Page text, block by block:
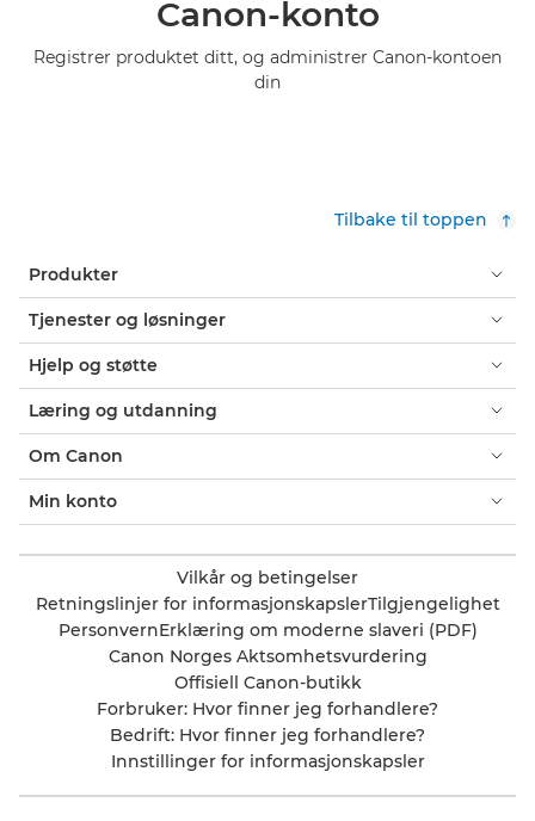
Canon-konto
Registrer produktet ditt, og administrer Canon-kontoen
din
Tilbake til toppen
Produkter
Tjenester og løsninger
Hjelp og støtte
Læring og utdanning
Om Canon
Min konto
Vilkår og betingelser
Retningslinjer for informasjonskapslerTilgjengelighet
PersonvernErklæring om moderne slaveri (PDF)
Canon Norges Aktsomhetsvurdering
Offisiell Canon-butikk
Forbruker: Hvor finner jeg forhandlere?
Bedrift: Hvor finner jeg forhandlere?
Innstillinger for informasjonskapsler